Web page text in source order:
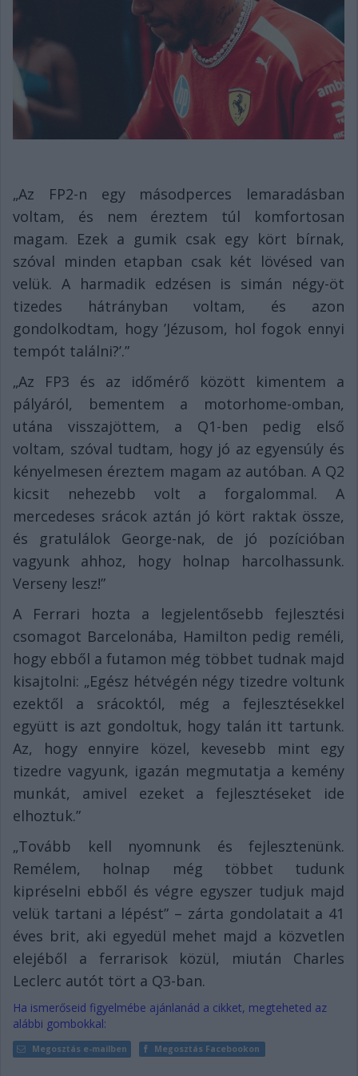
„Az FP2-n egy másodperces lemaradásban
voltam, és nem éreztem túl komfortosan
magam. Ezek a gumik csak egy kört bírnak,
szóval minden etapban csak két lövésed van
velük. A harmadik edzésen is simán négy-öt
tizedes hátrányban voltam, és azon
gondolkodtam, hogy ’Jézusom, hol fogok ennyi
tempót találni?’.”
„Az FP3 és az időmérő között kimentem a
pályáról, bementem a motorhome-omban,
utána visszajöttem, a Q1-ben pedig első
voltam, szóval tudtam, hogy jó az egyensúly és
kényelmesen éreztem magam az autóban. A Q2
kicsit nehezebb volt a forgalommal. A
mercedeses srácok aztán jó kört raktak össze,
és gratulálok George-nak, de jó pozícióban
vagyunk ahhoz, hogy holnap harcolhassunk.
Verseny lesz!”
A Ferrari hozta a legjelentősebb fejlesztési
csomagot Barcelonába, Hamilton pedig reméli,
hogy ebből a futamon még többet tudnak majd
kisajtolni: „Egész hétvégén négy tizedre voltunk
ezektől a srácoktól, még a fejlesztésekkel
együtt is azt gondoltuk, hogy talán itt tartunk.
Az, hogy ennyire közel, kevesebb mint egy
tizedre vagyunk, igazán megmutatja a kemény
munkát, amivel ezeket a fejlesztéseket ide
elhoztuk.”
„Tovább kell nyomnunk és fejlesztenünk.
Remélem, holnap még többet tudunk
kipréselni ebből és végre egyszer tudjuk majd
velük tartani a lépést” – zárta gondolatait a 41
éves brit, aki egyedül mehet majd a közvetlen
elejéből a ferrarisok közül, miután Charles
Leclerc autót tört a Q3-ban.
Ha ismerőseid figyelmébe ajánlanád a cikket, megteheted az
alábbi gombokkal:
Megosztás e-mailben Megosztás Facebookon